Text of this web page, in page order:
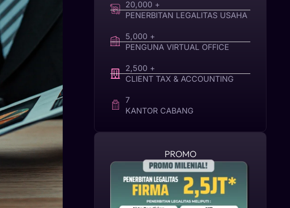
20,000 +
PENERBITAN LEGALITAS USAHA
5,000 +
PENGUNA VIRTUAL OFFICE
2,500 +
CLIENT TAX & ACCOUNTING
7
KANTOR CABANG
PROMO